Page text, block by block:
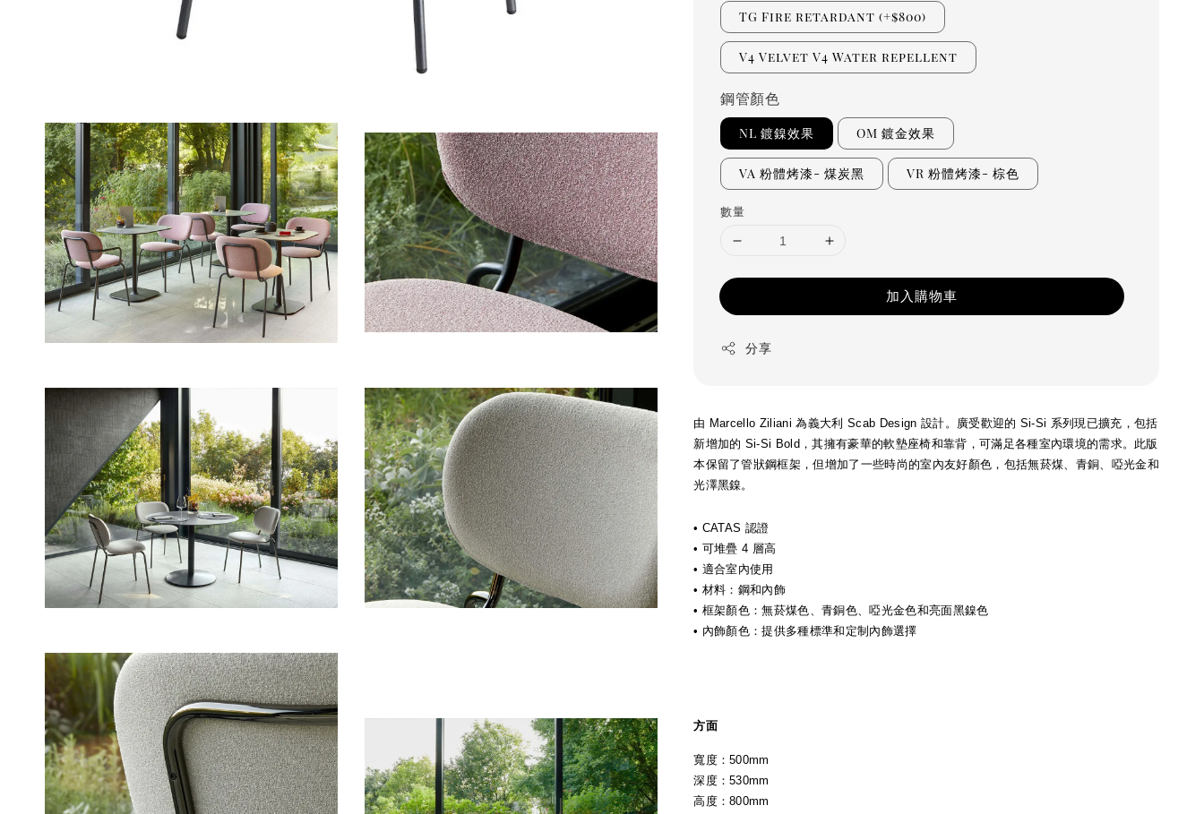
TG Fire retardant (+$800)
V4 Velvet V4 Water repellent
鋼管顏色
NL 鍍鎳效果 OM 鍍金效果
VA 粉體烤漆- 煤炭黑 VR 粉體烤漆- 棕色
數量
加入購物車
分享
由 Marcello Ziliani 為義大利 Scab Design 設計。 廣受歡迎的 Si-Si 系列現已擴充，包括
新增加的 Si-Si Bold，其擁有豪華的軟墊座椅和靠背，可滿足各種室內環境的需求。此版
本保留了管狀鋼框架，但增加了一些時尚的室內友好顏色，包括無菸煤、青銅、啞光金和
光澤黑鎳。
• CATAS 認證
• 可堆疊 4 層高
• 適合室內使用
• 材料：鋼和內飾
• 框架顏色：無菸煤色、青銅色、啞光金色和亮面黑鎳色
• 內飾顏色：提供多種標準和定制內飾選擇
方面
寬度：500mm
深度：530mm
高度：800mm